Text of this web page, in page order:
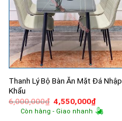
Thanh Lý Bộ Bàn Ăn Mặt Đá Nhập
Khẩu
6,000,000₫ Giá
gốc
là:
4,550,000₫Giá
hiện
tại
Còn hàng - Giao nhanh